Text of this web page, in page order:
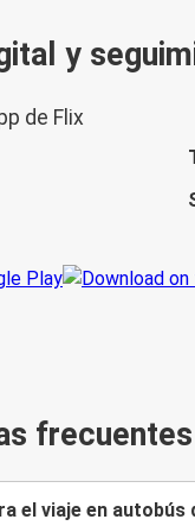
y
de Flix
frecuentes
el viaje en autobús